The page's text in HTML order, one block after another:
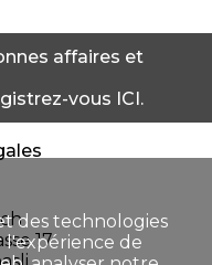
affaires et
vous ICI.
17
des technologies
l'expérience de